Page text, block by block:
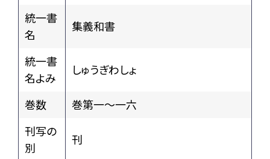
統一書
名
集義和書
統一書
名よみ
しゅうぎわしょ
巻数
巻第一～一六
刊写の
別
刊